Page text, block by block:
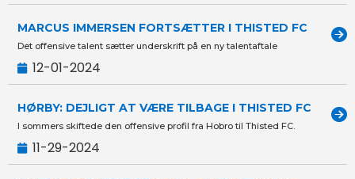
MARCUS IMMERSEN FORTSÆTTER I THISTED FC
Det offensive talent sætter underskrift på en ny talentaftale
12-01-2024
HØRBY: DEJLIGT AT VÆRE TILBAGE I THISTED FC
I sommers skiftede den offensive profil fra Hobro til Thisted FC.
11-29-2024